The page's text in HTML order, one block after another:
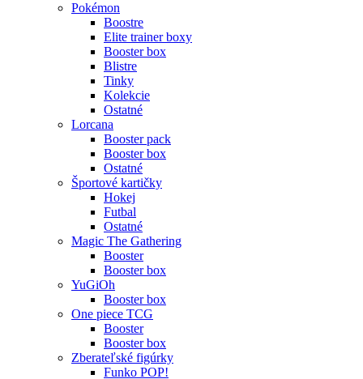
Pokémon
Boostre
Elite trainer boxy
Booster box
Blistre
Tinky
Kolekcie
Ostatné
Lorcana
Booster pack
Booster box
Ostatné
Športové kartičky
Hokej
Futbal
Ostatné
Magic The Gathering
Booster
Booster box
YuGiOh
Booster box
One piece TCG
Booster
Booster box
Zberateľské figúrky
Funko POP!